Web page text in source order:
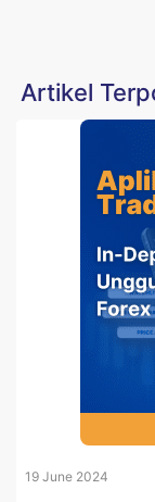
Artikel
19 June 2024